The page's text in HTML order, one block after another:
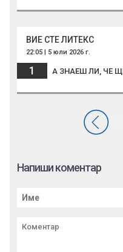
ВИЕ СТЕ ЛИТЕКС
22:05 | 5 юли 2026 г.
1 А ЗНАЕШ ЛИ, ЧЕ
Напиши коментар